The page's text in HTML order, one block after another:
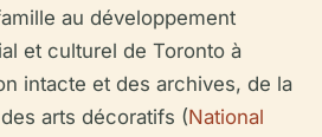
au développement
et culturel de Toronto à
intacte et des archives, de la
arts décoratifs (National